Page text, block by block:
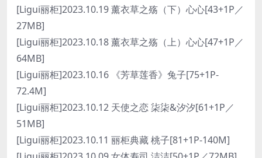
[Ligui丽柜]2023.10.19 薰衣草之殇（下）心心[43+1P／
27MB]
[Ligui丽柜]2023.10.18 薰衣草之殇（上）心心[47+1P／
64MB]
[Ligui丽柜]2023.10.16 《芳草莲香》兔子[75+1P-
72.4M]
[Ligui丽柜]2023.10.12 天使之恋 柒柒&汐汐[61+1P／
51MB]
[Ligui丽柜]2023.10.11 丽柜典藏 桃子[81+1P-140M]